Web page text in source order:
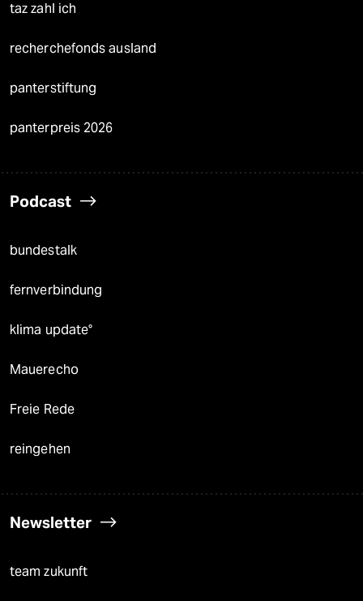
taz zahl ich
recherchefonds ausland
panterstiftung
panterpreis 2026
Podcast
bundestalk
fernverbindung
klima update°
Mauerecho
Freie Rede
reingehen
Newsletter
team zukunft